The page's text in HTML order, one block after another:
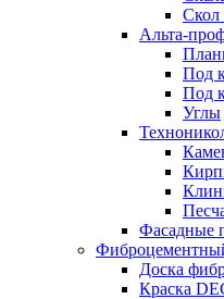
Скол
Альта-
Под
Под
Углы
Фасадные
Доска
Краска